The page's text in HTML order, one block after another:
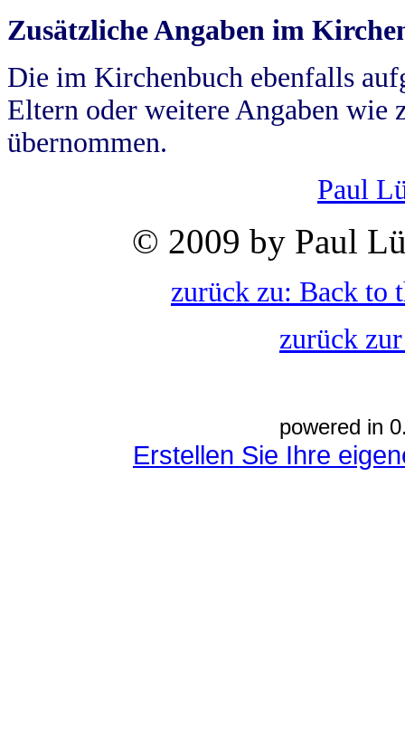
Zusätzliche Angaben im
Die im Kirchenbuch ebenfalls
Eltern oder weitere Angaben wie
übernommen.
Paul
© 2009 by Paul
zurück zu: Back to
zurück
powered in
Erstellen Sie Ihre